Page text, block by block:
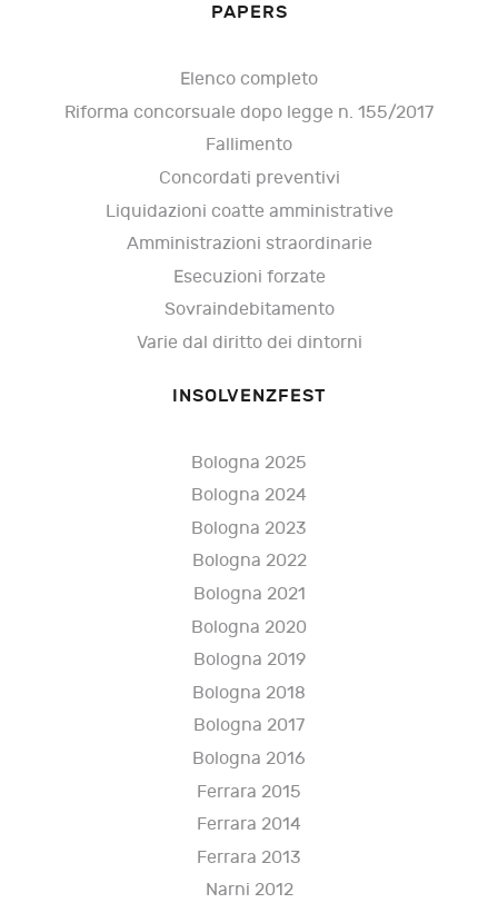
PAPERS
Elenco completo
Riforma concorsuale dopo legge n. 155/2017
Fallimento
Concordati preventivi
Liquidazioni coatte amministrative
Amministrazioni straordinarie
Esecuzioni forzate
Sovraindebitamento
Varie dal diritto dei dintorni
INSOLVENZFEST
Bologna 2025
Bologna 2024
Bologna 2023
Bologna 2022
Bologna 2021
Bologna 2020
Bologna 2019
Bologna 2018
Bologna 2017
Bologna 2016
Ferrara 2015
Ferrara 2014
Ferrara 2013
Narni 2012